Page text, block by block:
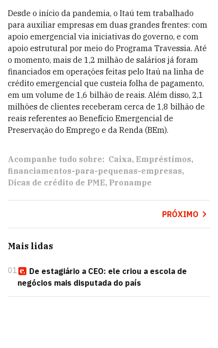
Desde o início da pandemia, o Itaú tem trabalhado
para auxiliar empresas em duas grandes frentes: com
apoio emergencial via iniciativas do governo, e com
apoio estrutural por meio do Programa Travessia. Até
o momento, mais de 1,2 milhão de salários já foram
financiados em operações feitas pelo Itaú na linha de
crédito emergencial que custeia folha de pagamento,
em um volume de 1,6 bilhão de reais. Além disso, 2,1
milhões de clientes receberam cerca de 1,8 bilhão de
reais referentes ao Benefício Emergencial de
Preservação do Emprego e da Renda (BEm).
Acompanhe tudo sobre: Caixa Empréstimos
financiamentos-para-pequenas-empresas
Dicas de crédito de PME Pronampe
PRÓXIMO
Mais lidas
01
De estagiário a CEO: ele criou a escola de
negócios mais disputada do país